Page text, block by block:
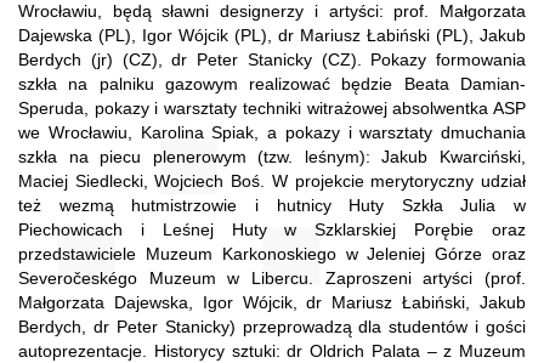
Wrocławiu, będą sławni designerzy i artyści: prof. Małgorzata
Dajewska (PL), Igor Wójcik (PL), dr Mariusz Łabiński (PL), Jakub
Berdych (jr) (CZ), dr Peter Stanicky (CZ). Pokazy formowania
szkła na palniku gazowym realizować będzie Beata Damian-
Speruda, pokazy i warsztaty techniki witrażowej absolwentka ASP
we Wrocławiu, Karolina Spiak, a pokazy i warsztaty dmuchania
szkła na piecu plenerowym (tzw. leśnym): Jakub Kwarciński,
Maciej Siedlecki, Wojciech Boś. W projekcie merytoryczny udział
też wezmą hutmistrzowie i hutnicy Huty Szkła Julia w
Piechowicach i Leśnej Huty w Szklarskiej Porębie oraz
przedstawiciele Muzeum Karkonoskiego w Jeleniej Górze oraz
Severočeskégo Muzeum w Libercu. Zaproszeni artyści (prof.
Małgorzata Dajewska, Igor Wójcik, dr Mariusz Łabiński, Jakub
Berdych, dr Peter Stanicky) przeprowadzą dla studentów i gości
autoprezentacje. Historycy sztuki: dr Oldrich Palata – z Muzeum